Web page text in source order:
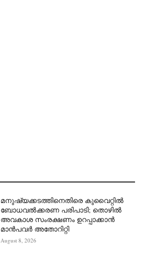
മനുഷ്യക്കടത്തിനെതിരെ കുവൈറ്റിൽ
ബോധവൽക്കരണ പരിപാടി; തൊഴിൽ
അവകാശ സംരക്ഷണം ഉറപ്പാക്കാൻ
മാൻപവർ അതോറിറ്റി
August 8, 2026